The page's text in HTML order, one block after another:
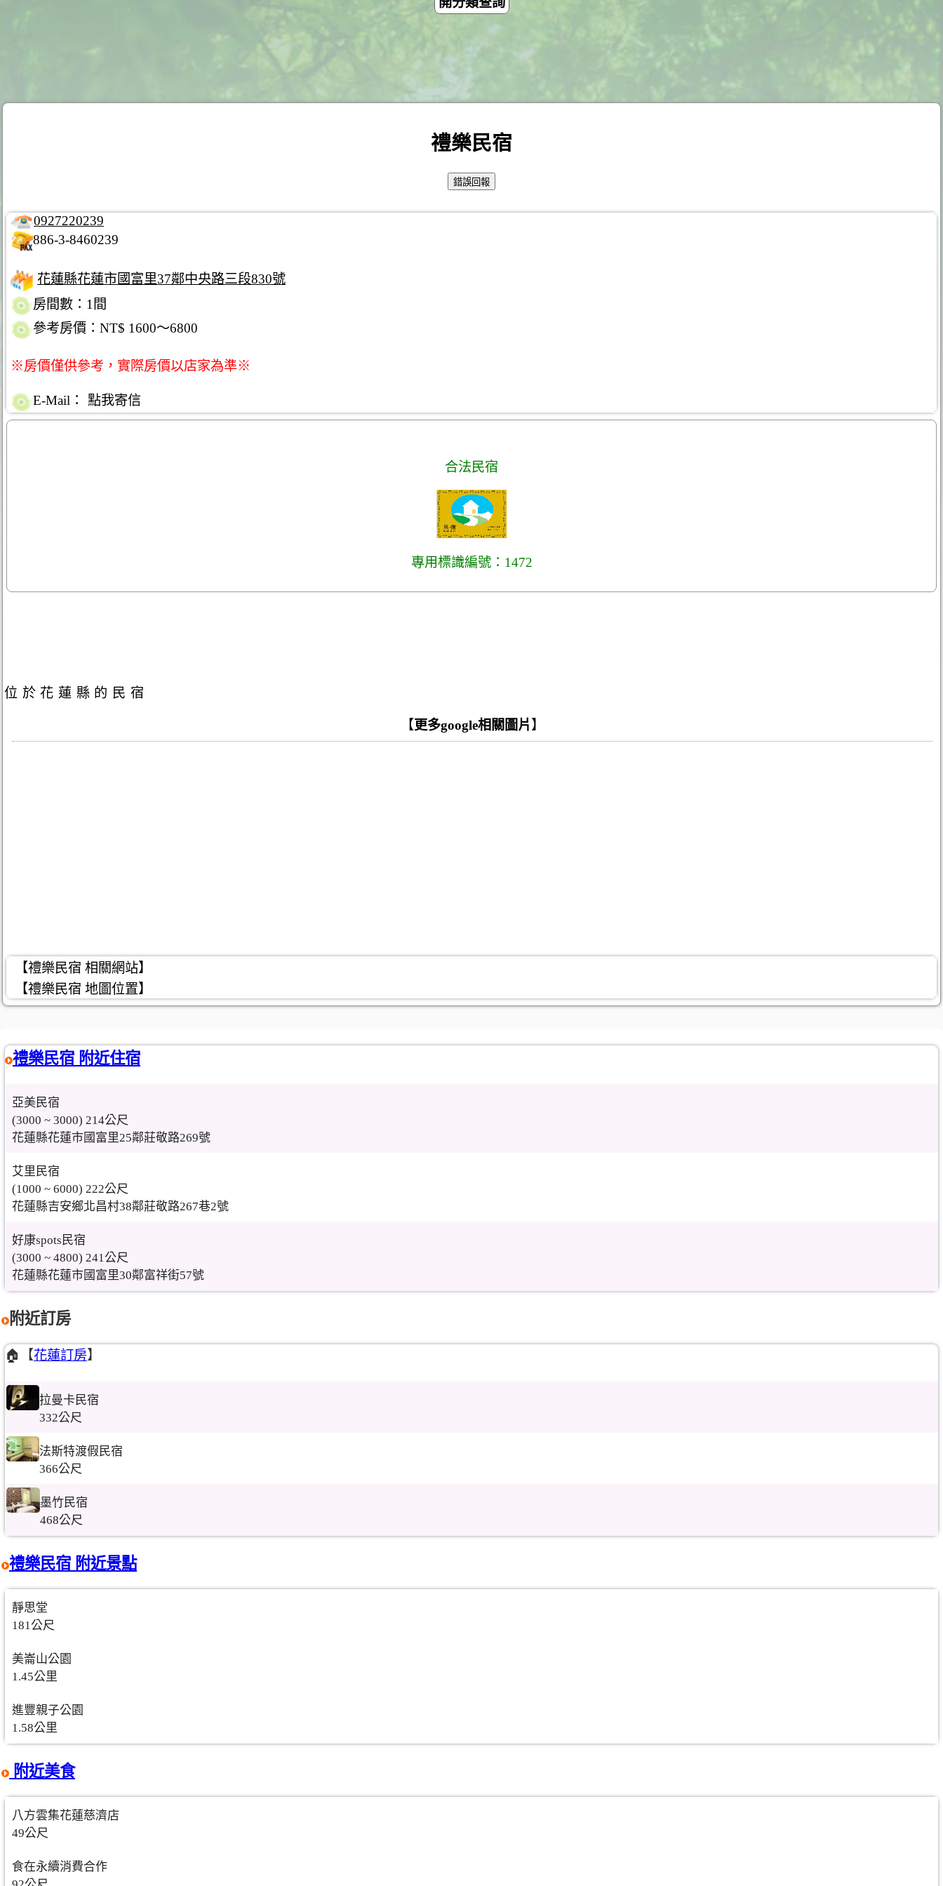
禮樂民宿
0927220239
886-3-8460239
花蓮縣花蓮市國富里37鄰中央路三段830號
房間數：1間
參考房價：NT$ 1600～6800
※房價僅供參考，實際房價以店家為準※
E-Mail： 點我寄信
合法民宿
專用標識編號：1472
位於花蓮縣的民宿
【 更多google相關圖片 】
【禮樂民宿 相關網站】
【禮樂民宿 地圖位置】
禮樂民宿 附近住宿
亞美民宿
(3000 ~ 3000) 214公尺
花蓮縣花蓮市國富里25鄰莊敬路269號
艾里民宿
(1000 ~ 6000) 222公尺
花蓮縣吉安鄉北昌村38鄰莊敬路267巷2號
好康spots民宿
(3000 ~ 4800) 241公尺
花蓮縣花蓮市國富里30鄰富祥街57號
附近訂房
🏠【花蓮訂房】
拉曼卡民宿
332公尺
法斯特渡假民宿
366公尺
墨竹民宿
468公尺
禮樂民宿 附近景點
靜思堂
181公尺
美崙山公園
1.45公里
進豐親子公園
1.58公里
附近美食
八方雲集花蓮慈濟店
49公尺
食在永續消費合作